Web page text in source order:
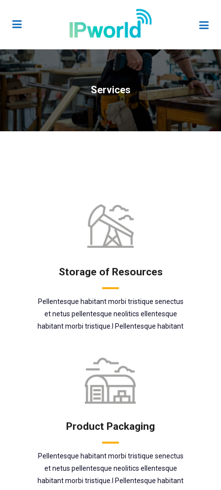
Services
Storage of Resources
Pellentesque habitant morbi tristique senectus
et netus pellentesque neolitics ellentesque
habitant morbi tristique.l Pellentesque habitant
Product Packaging
Pellentesque habitant morbi tristique senectus
et netus pellentesque neolitics ellentesque
habitant morbi tristique.l Pellentesque habitant